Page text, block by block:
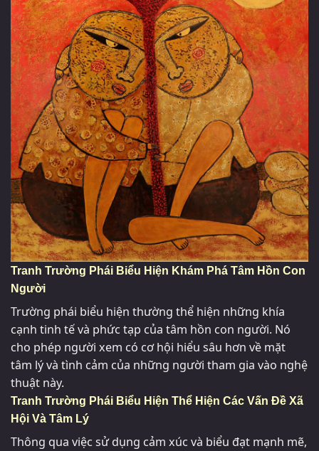
Tranh Trường Phái Biểu Hiện Khám Phá Tâm Hồn Con
Người
Trường phái biểu hiện thường thể hiện những khía
cạnh tinh tế và phức tạp của tâm hồn con người. Nó
cho phép người xem có cơ hội hiểu sâu hơn về mặt
tâm lý và tình cảm của những người tham gia vào nghệ
thuật này.
Tranh Trường Phái Biểu Hiện Thể Hiện Các Vấn Đề Xã
Hội Và Tâm Lý
Thông qua việc sử dụng cảm xúc và biểu đạt mạnh mẽ,